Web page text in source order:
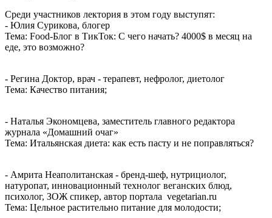
Среди участников лектория в этом году выступят:
- Юлия Сурикова, блогер
Тема: Food-Блог в ТикТок: С чего начать? 4000$ в месяц на
еде, это возможно?
- Регина Доктор, врач - терапевт, нефролог, диетолог
Тема: Качество питания;
- Наталья Экономцева, заместитель главного редактора
журнала «Домашний очаг»
Тема: Итальянская диета: как есть пасту и не поправляться?
- Амрита Неаполитанская - бренд-шеф, нутрициолог,
натуропат, инновационный технолог веганских блюд,
психолог, ЗОЖ спикер, автор портала vegetarian.ru
Тема: Цельное растительно питание для молодости;